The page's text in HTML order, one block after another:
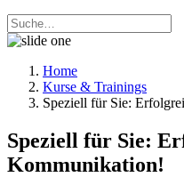
Home
Kurse & Trainings
Speziell für Sie:
Speziell für Sie:
Kommunikation!